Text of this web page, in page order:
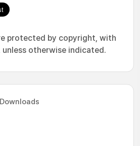
protected by copyright, with
otherwise indicated.